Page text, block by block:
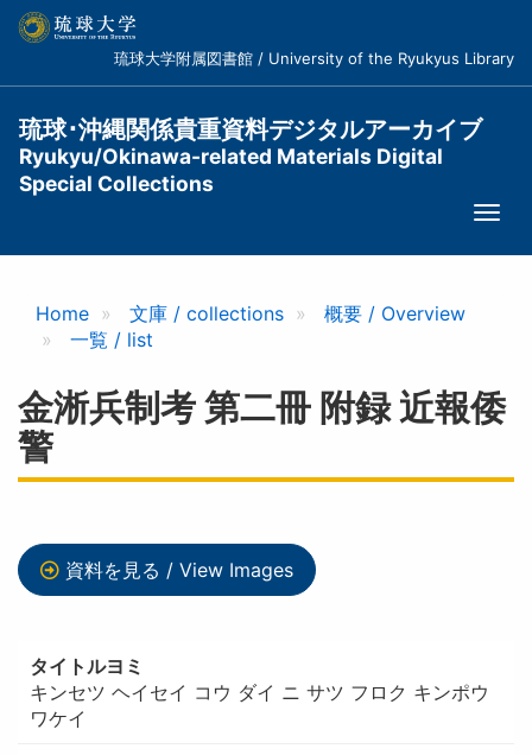
コ
琉球大学附属図書館 / University of the Ryukyus Library
琉球･沖縄関係貴重資料デジタルアーカイブ
Ryukyu/Okinawa-related Materials Digital
Special Collections
Home 文庫 / collections
概要 / Overview
一覧 / list
金淅兵制考 第二冊 附録 近報倭
警
資料を見る / View Images
タイトルヨミ
キンセツ ヘイセイ コウ ダイ ニ サツ フロク キンポウ
ワケイ